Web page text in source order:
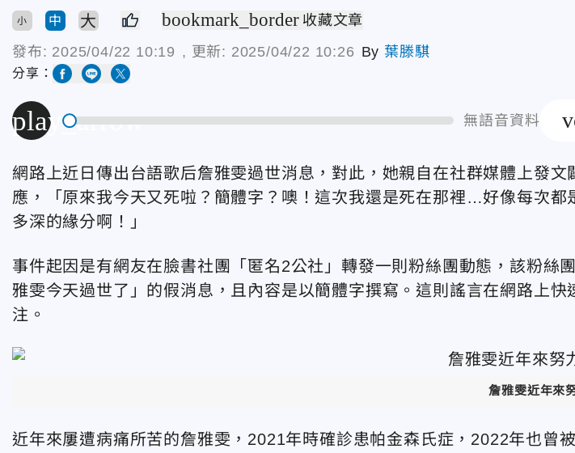
小 中 大 bookmark_border 收藏文章
發布: 2025/04/22 10:19 , 更新: 2025/04/22 10:26 By 葉滕騏
分享：
play_arrow 無語音資料
網路上近日傳出台語歌后詹雅雯過世消息，對此，她親自在社群媒體上發文
應，「原來我今天又死啦？簡體字？噢！這次我還是死在那裡…好像每次
多深的緣分啊！」
事件起因是有網友在臉書社團「匿名2公社」轉發一則粉絲團動態，該粉絲
雅雯今天過世了」的假消息，且內容是以簡體字撰寫。這則謠言在網路上快
注。
詹雅雯近年來
近年來屢遭病痛所苦的詹雅雯，2021年時確診患帕金森氏症，2022年也曾